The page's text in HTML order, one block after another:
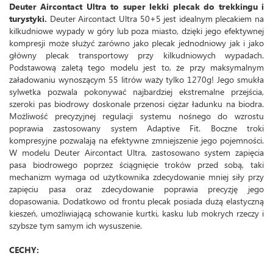
Deuter Aircontact Ultra to super lekki plecak do trekkingu i
turystyki. Deuter Aircontact Ultra 50+5 jest idealnym plecakiem na
kilkudniowe wypady w góry lub poza miasto, dzięki jego efektywnej
kompresji może służyć zarówno jako plecak jednodniowy jak i jako
główny plecak transportowy przy kilkudniowych wypadach.
Podstawową zaletą tego modelu jest to, że przy maksymalnym
załadowaniu wynoszącym 55 litrów waży tylko 1270g! Jego smukła
sylwetka pozwala pokonywać najbardziej ekstremalne przejścia,
szeroki pas biodrowy doskonale przenosi ciężar ładunku na biodra.
Możliwość precyzyjnej regulacji systemu nośnego do wzrostu
poprawia zastosowany system Adaptive Fit. Boczne troki
kompresyjne pozwalają na efektywne zmniejszenie jego pojemności.
W modelu Deuter Aircontact Ultra, zastosowano system zapięcia
pasa biodrowego poprzez ściągnięcie troków przed sobą, taki
mechanizm wymaga od użytkownika zdecydowanie mniej siły przy
zapięciu pasa oraz zdecydowanie poprawia precyzję jego
dopasowania. Dodatkowo od frontu plecak posiada dużą elastyczną
kieszeń, umożliwiającą schowanie kurtki, kasku lub mokrych rzeczy i
szybsze tym samym ich wysuszenie.
CECHY: